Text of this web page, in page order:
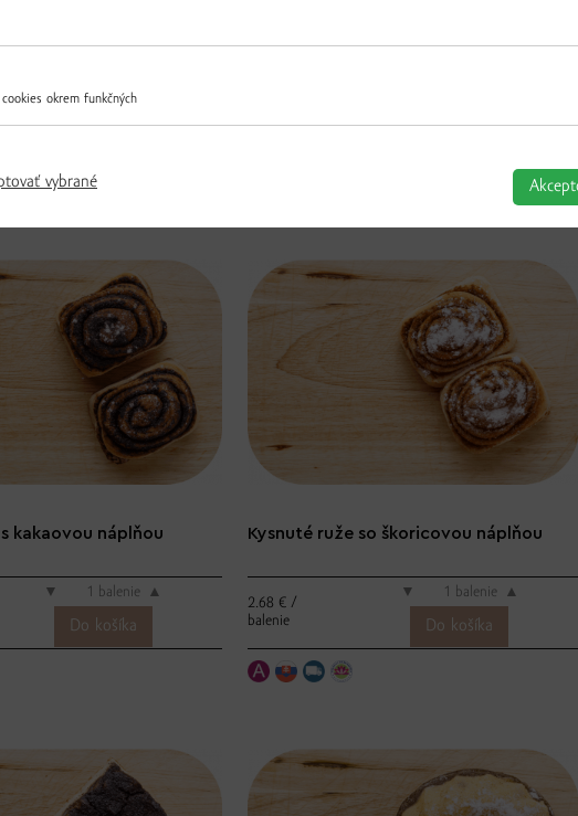
kakaovou náplňou
▼ balenie ▲
Kysnuté ruže so škoricovou náplňou
2.68 € /
balenie
▼ balenie ▲
okrem funkčných
vybrané